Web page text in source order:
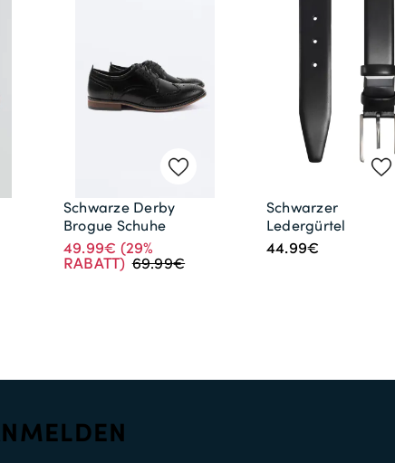
Schwarze Derby
Brogue Schuhe
49.99€ (29%
RABATT) 69.99€
Schwarzer
Ledergürtel
44.99€